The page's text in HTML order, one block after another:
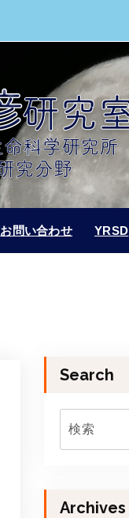
お問い合わせ YRSD
Search
Archives